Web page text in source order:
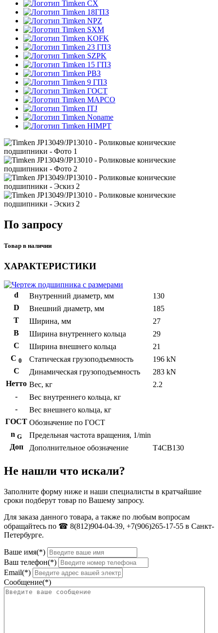
CX
18ГПЗ
NPZ
SXM
KOFK
23 ГПЗ
SZPK
15 ГПЗ
РВЗ
9 ГПЗ
ГОСТ
MAPCO
ITJ
Noname
HIMPT
По запросу
Товар в наличии
ХАРАКТЕРИСТИКИ
d Внутренний диаметр, мм
130
D
Внешний диаметр, мм
185
T
Ширина, мм
27
B
Ширина внутреннего кольца
29
С
Ширина внешнего кольца
21
С 0 Статическая грузоподъемность
196 kN
C
Динамическая грузоподъемность
283 kN
Нетто Вес, кг
2.2
-
Вес внутреннего кольца, кг
-
Вес внешнего кольца, кг
ГОСТ Обозначение по ГОСТ
n G
Предельная частота вращения, 1/min
Доп
Дополнительное обозначение T4CB130
Не нашли что искали?
Заполните форму ниже и наши специалисты в кратчайшие
сроки подберут товар по Вашему запросу.
Для заказа данного товара, а также по любым вопросам
обращайтесь по ☎ 8(812)904-04-39, +7(906)265-17-55 в Санкт-
Петербурге.
Ваше имя(*)
Ваш телефон(*)
Email(*)
Сообщение(*)